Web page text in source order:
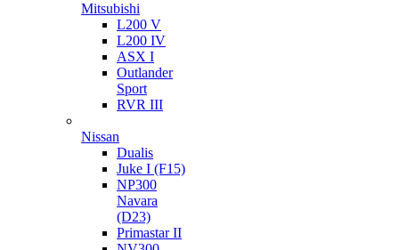
Mitsubishi
L200 V
L200 IV
ASX I
Outlander
Sport
RVR III
Nissan
Dualis
Juke I (F15)
NP300
Navara
(D23)
Primastar II